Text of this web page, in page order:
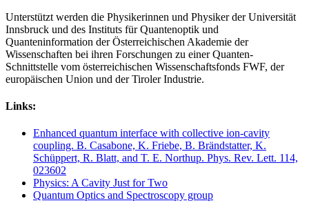
Unterstützt werden die Physikerinnen und Physiker der Universität
Innsbruck und des Instituts für Quantenoptik und
Quanteninformation der Österreichischen Akademie der
Wissenschaften bei ihren Forschungen zu einer Quanten-
Schnittstelle vom österreichischen Wissenschaftsfonds FWF, der
europäischen Union und der Tiroler Industrie.
Links:
Enhanced quantum interface with collective ion-cavity
coupling. B. Casabone, K. Friebe, B. Brändstatter, K.
Schüppert, R. Blatt, and T. E. Northup. Phys. Rev. Lett. 114,
023602
Physics: A Cavity Just for Two
Quantum Optics and Spectroscopy group